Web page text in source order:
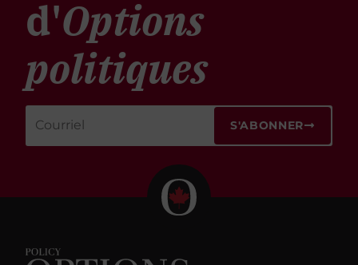
d'Options
politiques
S'ABONNER